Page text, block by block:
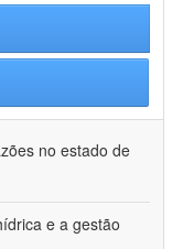
no estado de
e a gestão